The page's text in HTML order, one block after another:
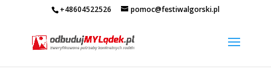
+48604522526 pomoc@festiwalgorski.pl